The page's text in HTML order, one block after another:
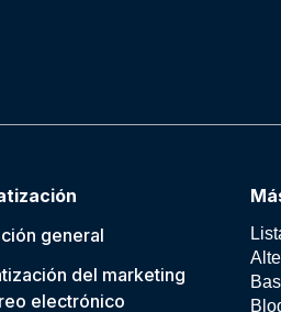
general
del marketing
electrónico